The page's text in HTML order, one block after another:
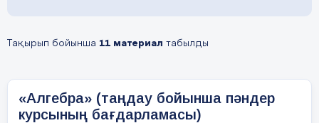
Тақырып бойынша 11 материал табылды
«Алгебра» (таңдау бойынша пәндер
курсының бағдарламасы)